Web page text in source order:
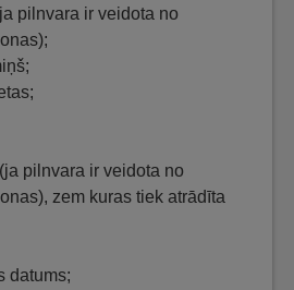
pilnvara ir veidota no
pilnvara ir veidota no
zem kuras tiek atrādīta
datums;